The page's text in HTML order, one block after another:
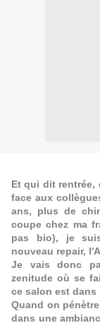
Et qui dit rentrée,
face aux
ans, plus de
coupe chez ma
pas bio), je
nouveau repair,
Je vais donc
zenitude où se
ce salon est dans
Quand on
dans une